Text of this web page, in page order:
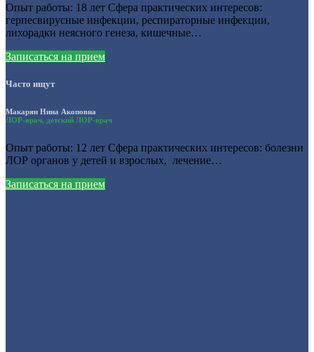
Опыт работы: 18 лет Сфера практических интересов:
герпесвирусные инфекции, респираторные инфекции,
лихорадки неясного генеза, кишечные…
Записаться на прием
Часто ищут
Макарян Нина Акоповна
ЛОР-врач, детский ЛОР-врач
Опыт работы: 12 лет Сфера практических интересов: болезни
ЛОР органов у детей и взрослых, лечение…
Записаться на прием